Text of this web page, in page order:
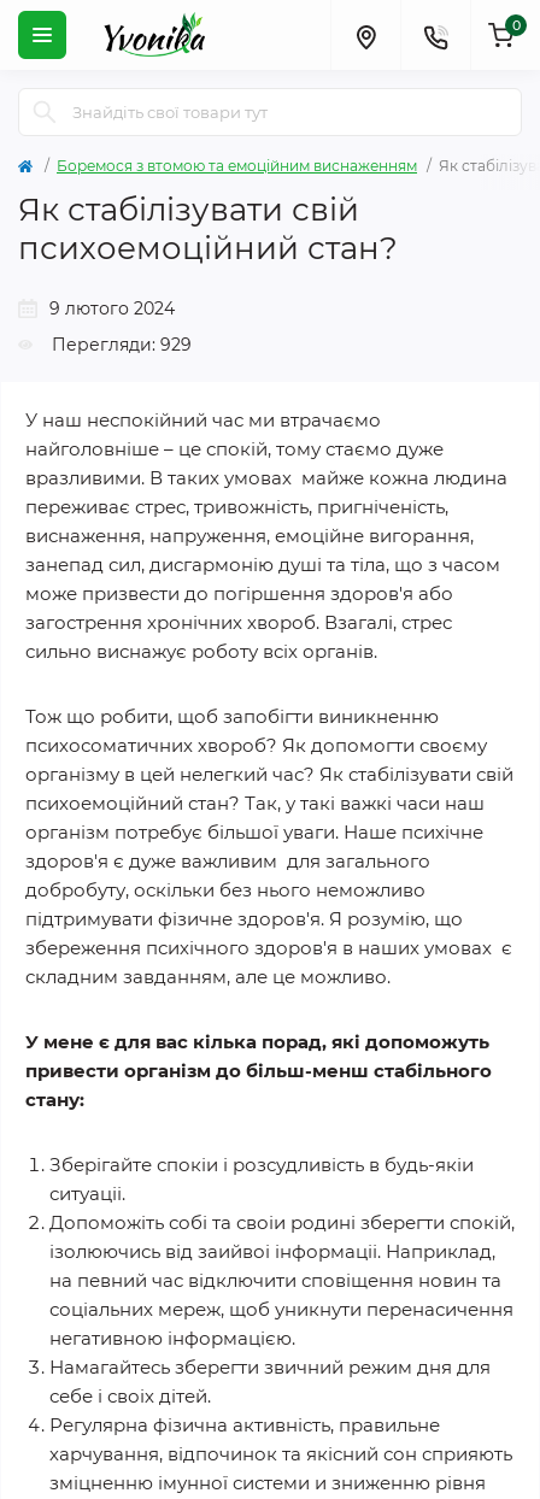
0
Боремося з втомою та емоційним виснаженням Як
Як стабілізувати свій
психоемоційний стан?
9 лютого 2024
Перегляди: 929
У наш неспокійний час ми втрачаємо
найголовніше – це спокій, тому стаємо дуже
вразливими. В таких умовах майже кожна людина
переживає стрес, тривожність, пригніченість,
виснаження, напруження, емоційне вигорання,
занепад сил, дисгармонію душі та тіла, що з часом
може призвести до погіршення здоров'я або
загострення хронічних хвороб. Взагалі, стрес
сильно виснажує роботу всіх органів.
Тож що робити, щоб запобігти виникненню
психосоматичних хвороб? Як допомогти своєму
організму в цей нелегкий час? Як стабілізувати свій
психоемоційний стан? Так, у такі важкі часи наш
організм потребує більшої уваги. Наше психічне
здоров'я є дуже важливим для загального
добробуту, оскільки без нього неможливо
підтримувати фізичне здоров'я. Я розумію, що
збереження психічного здоров'я в наших умовах є
складним завданням, але це можливо.
У мене є для вас кілька порад, які допоможуть
привести організм до більш-менш стабільного
стану:
Зберігайте спокіи‌ і розсудливість в будь-якіи‌
ситуаціі‌.
Допоможіть собі та своі‌и‌ родині зберегти спокій,
ізолюючись від заийвоі‌ інформаціі‌. Наприклад,
на певний час відключити сповіщення новин та
соціальних мереж, щоб уникнути перенасичення
негативною інформацією.
Намагайтесь зберегти звичний режим дня для
себе і своі‌х дітей.
Регулярна фізична активність, правильне
харчування, відпочинок та якісний сон сприяють
зміцненню імунної системи и‌ зниженню рівня